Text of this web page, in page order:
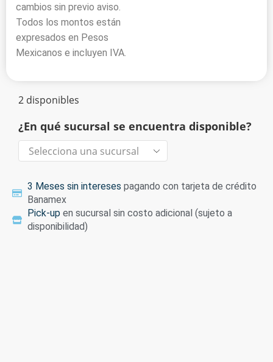
cambios sin previo aviso.
Todos los montos están
expresados en Pesos
Mexicanos e incluyen IVA.
2 disponibles
¿En qué sucursal se encuentra disponible?
3 Meses sin intereses pagando con tarjeta de crédito
Banamex
Pick-up en sucursal sin costo adicional (sujeto a
disponibilidad)